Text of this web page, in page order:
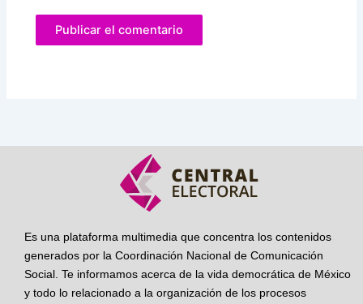
Es una plataforma multimedia que concentra los contenidos
generados por la Coordinación Nacional de Comunicación
Social. Te informamos acerca de la vida democrática de México
y todo lo relacionado a la organización de los procesos